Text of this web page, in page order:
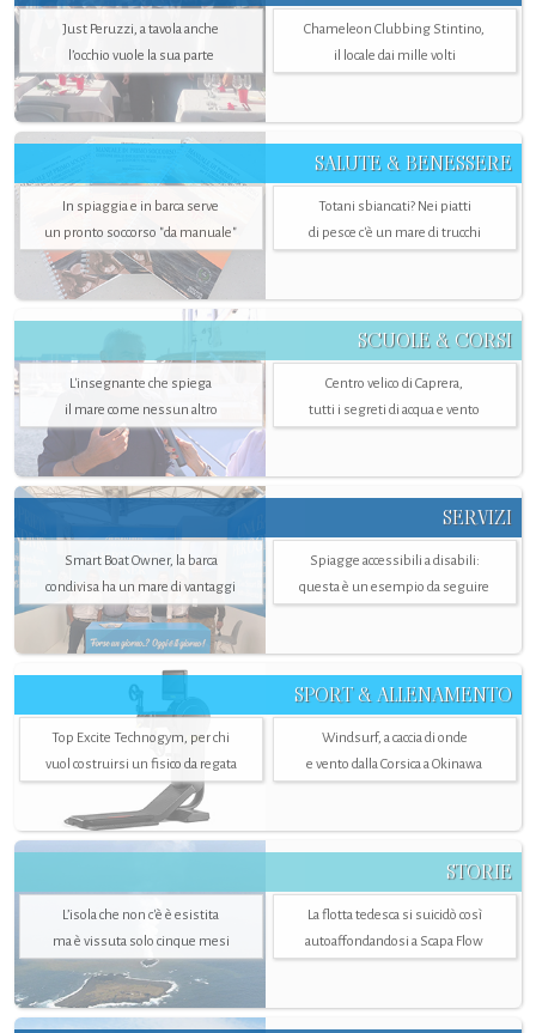
Just Peruzzi, a tavola anche
l’occhio vuole la sua parte
Chameleon Clubbing Stintino,
il locale dai mille volti
SALUTE & BENESSERE
In spiaggia e in barca serve
un pronto soccorso "da manuale"
Totani sbiancati? Nei piatti
di pesce c'è un mare di trucchi
SCUOLE & CORSI
L'insegnante che spiega
il mare come nessun altro
Centro velico di Caprera,
tutti i segreti di acqua e vento
SERVIZI
Smart Boat Owner, la barca
condivisa ha un mare di vantaggi
Spiagge accessibili a disabili:
questa è un esempio da seguire
SPORT & ALLENAMENTO
Top Excite Technogym, per chi
vuol costruirsi un fisico da regata
Windsurf, a caccia di onde
e vento dalla Corsica a Okinawa
STORIE
L’isola che non c'è è esistita
ma è vissuta solo cinque mesi
La flotta tedesca si suicidò così
autoaffondandosi a Scapa Flow